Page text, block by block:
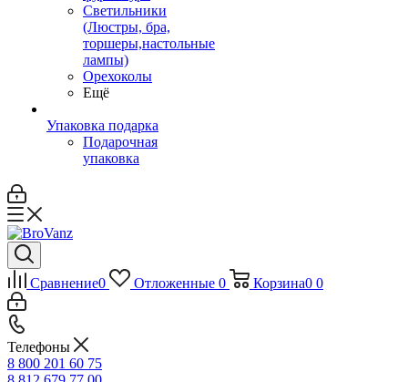
Светильники
(Люстры, бра,
торшеры,настольные
лампы)
Орехоколы
Ещё
Упаковка подарка
Подарочная
упаковка
Сравнение0 Отложенные 0 Корзина0 0
Телефоны
8 800 201 60 75